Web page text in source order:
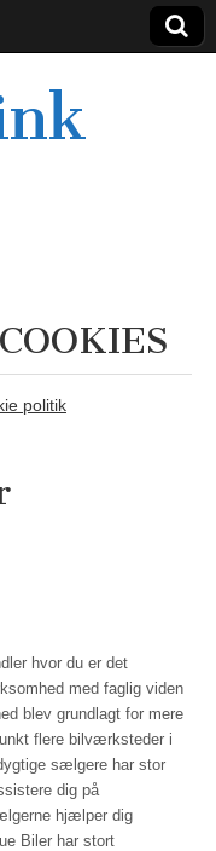
politik
hvor du er det
med faglig viden
blev grundlagt for mere
flere bilværksteder i
sælgere har stor
dig på
hjælper dig
Biler har stort